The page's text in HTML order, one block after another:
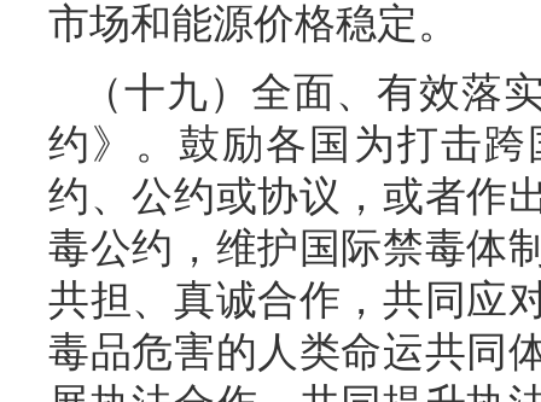
市场和能源价格稳定。
（十九）全面、有效落
约》。鼓励各国为打击
约、公约或协议，或者作
毒公约，维护国际禁毒体
共担、真诚合作，共同应
毒品危害的人类命运共同